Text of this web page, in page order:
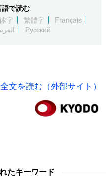
で読む
字 繁體字
Français
Русский
文を読む（外部サイト）
たキーワード